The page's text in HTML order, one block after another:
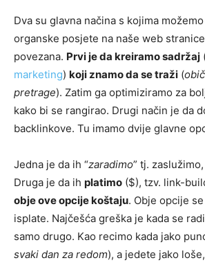
Dva su glavna načina s kojima
organske posjete na naše web
povezana. Prvi je da kreiramo sadržaj
marketing) koji znamo da se traži (
pretrage). Zatim ga optimiziramo za
kako bi se rangirao. Drugi način je da
backlinkove. Tu imamo dvije glavne
Jedna je da ih “zaradimo” tj.
Druga je da ih platimo ($), tzv. link-
obje ove opcije koštaju. Obje opcije
isplate. Najčešća greška je kada se
samo drugo. Kao recimo kada jako
svaki dan za redom), a jedete jako